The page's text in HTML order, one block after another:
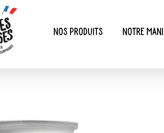
Nos produits Notre